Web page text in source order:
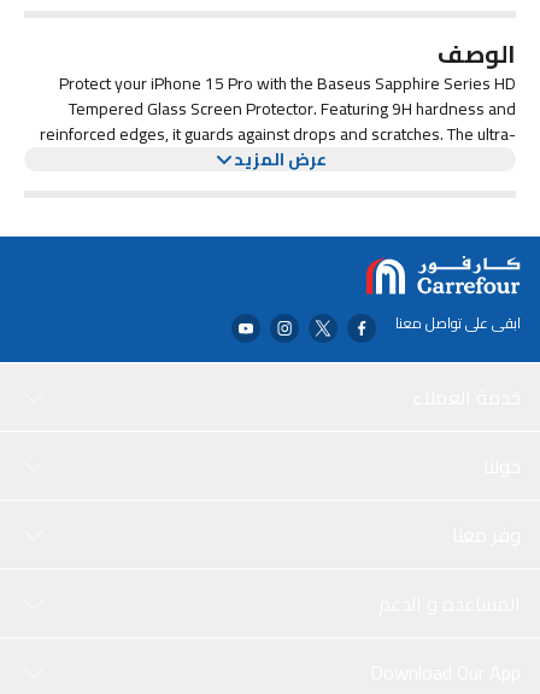
الوصف
Protect your iPhone 15 Pro with the Baseus Sapphire Series HD
Tempered Glass Screen Protector. Featuring 9H hardness and
reinforced edges, it guards against drops and scratches. The ultra-
thin design provides 92% light transmittance for clear visuals, while
عرض المزيد
ابقى على تواصل معنا